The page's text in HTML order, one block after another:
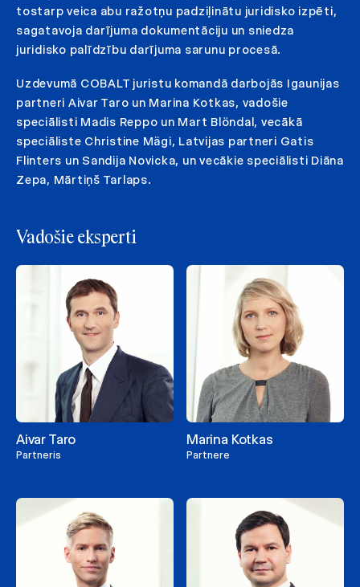
tostarp veica abu ražotņu padziļinātu juridisko izpēti,
sagatavoja darījuma dokumentāciju un sniedza
juridisko palīdzību darījuma sarunu procesā.
Uzdevumā COBALT juristu komandā darbojās Igaunijas
partneri Aivar Taro un Marina Kotkas, vadošie
speciālisti Madis Reppo un Mart Blöndal, vecākā
speciāliste Christine Mägi, Latvijas partneri Gatis
Flinters un Sandija Novicka, un vecākie speciālisti Diāna
Zepa, Mārtiņš Tarlaps.
Vadošie eksperti
Aivar Taro
Partneris
Marina Kotkas
Partnere